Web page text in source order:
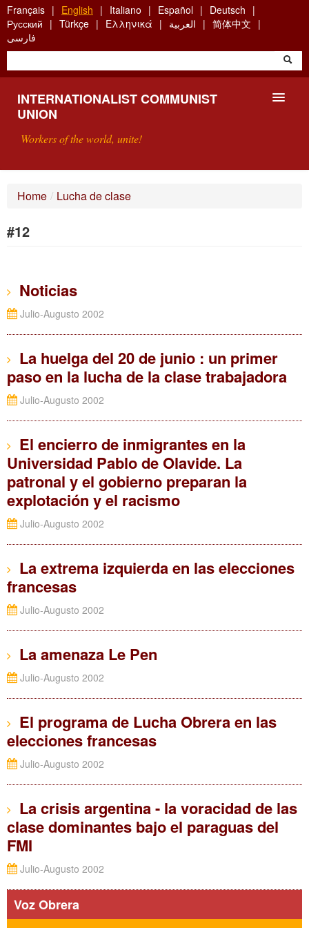
Skip
to
main
content
Français English Italiano Español
Deutsch
Русский
Türkçe Ελληνικά العربية
简体中文
فارسی
INTERNATIONALIST COMMUNIST
UNION
Workers of the world, unite!
Home / Lucha de clase
#12
Noticias
Julio-Augusto 2002
La huelga del 20 de junio : un primer
paso en la lucha de la clase trabajadora
Julio-Augusto 2002
El encierro de inmigrantes en la
Universidad Pablo de Olavide. La
patronal y el gobierno preparan la
explotación y el racismo
Julio-Augusto 2002
La extrema izquierda en las elecciones
francesas
Julio-Augusto 2002
La amenaza Le Pen
Julio-Augusto 2002
El programa de Lucha Obrera en las
elecciones francesas
Julio-Augusto 2002
La crisis argentina - la voracidad de las
clase dominantes bajo el paraguas del
FMI
Julio-Augusto 2002
Voz Obrera